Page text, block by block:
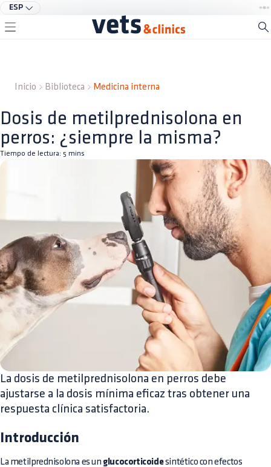
ESP
Inicio Biblioteca Medicina interna
Dosis de metilprednisolona en
perros: ¿siempre la misma?
Tiempo de lectura: 5 mins
La dosis de metilprednisolona en perros debe
ajustarse a la dosis mínima eficaz tras obtener una
respuesta clínica satisfactoria.
Introducción
La metilprednisolona es un glucocorticoidesintético con efectos